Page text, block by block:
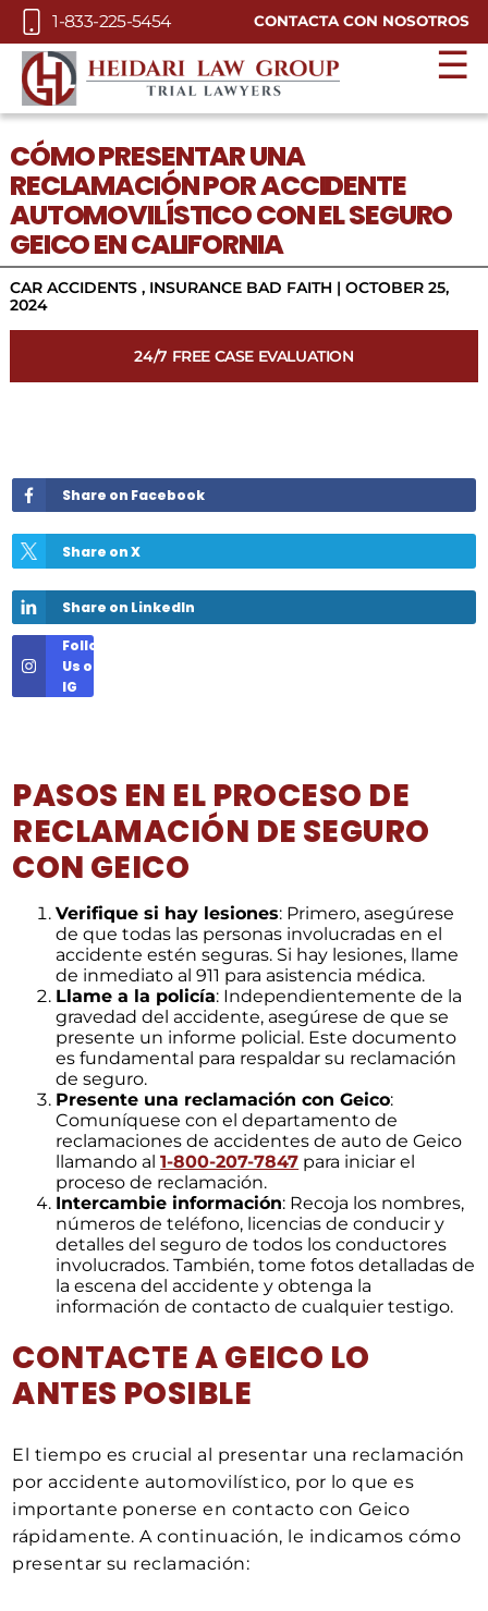
Skip to Main Content
1-833-225-5454 CONTACTA CON NOSOTROS
☰
CÓMO PRESENTAR UNA
RECLAMACIÓN POR ACCIDENTE
AUTOMOVILÍSTICO CON EL SEGURO
GEICO EN CALIFORNIA
CAR ACCIDENTS, INSURANCE BAD FAITH | OCTOBER 25,
2024
24/7 FREE CASE EVALUATION
Share on Facebook
Share on X
Share on LinkedIn
Follow
Us on
IG
PASOS EN EL PROCESO DE
RECLAMACIÓN DE SEGURO
CON GEICO
Verifique si hay lesiones: Primero, asegúrese
de que todas las personas involucradas en el
accidente estén seguras. Si hay lesiones, llame
de inmediato al 911 para asistencia médica.
Llame a la policía: Independientemente de la
gravedad del accidente, asegúrese de que se
presente un informe policial. Este documento
es fundamental para respaldar su reclamación
de seguro.
Presente una reclamación con Geico:
Comuníquese con el departamento de
reclamaciones de accidentes de auto de Geico
llamando al1-800-207-7847 para iniciar el
proceso de reclamación.
Intercambie información: Recoja los nombres,
números de teléfono, licencias de conducir y
detalles del seguro de todos los conductores
involucrados. También, tome fotos detalladas de
la escena del accidente y obtenga la
información de contacto de cualquier testigo.
CONTACTE A GEICO LO
ANTES POSIBLE
El tiempo es crucial al presentar una reclamación
por accidente automovilístico, por lo que es
importante ponerse en contacto con Geico
rápidamente. A continuación, le indicamos cómo
presentar su reclamación: